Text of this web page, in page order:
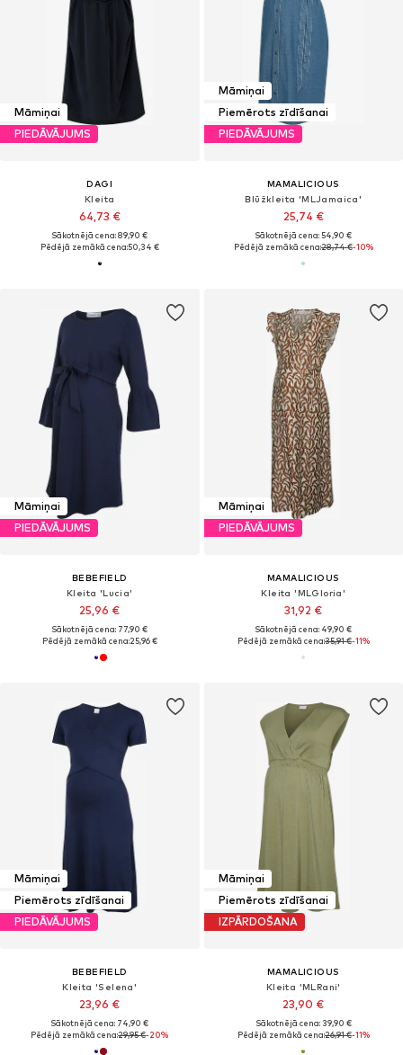
Māmiņai
PIEDĀVĀJUMS
DAGI
Kleita
64,73 €
Sākotnējā cena: 89,90 €
Pēdējā zemākā cena:50,34 €
Māmiņai
Piemērots zīdīšanai
PIEDĀVĀJUMS
MAMALICIOUS
Blūžkleita 'MLJamaica'
25,74 €
Sākotnējā cena: 54,90 €
Pēdējā zemākā cena:28,74 €-10%
Māmiņai
PIEDĀVĀJUMS
BEBEFIELD
Kleita 'Lucia'
25,96 €
Sākotnējā cena: 77,90 €
Pēdējā zemākā cena:25,96 €
Māmiņai
PIEDĀVĀJUMS
MAMALICIOUS
Kleita 'MLGloria'
31,92 €
Sākotnējā cena: 49,90 €
Pēdējā zemākā cena:35,91 €-11%
Māmiņai
Piemērots zīdīšanai
PIEDĀVĀJUMS
BEBEFIELD
Kleita 'Selena'
23,96 €
Sākotnējā cena: 74,90 €
Pēdējā zemākā cena:29,95 €-20%
Māmiņai
Piemērots zīdīšanai
IZPĀRDOŠANA
MAMALICIOUS
Kleita 'MLRani'
23,90 €
Sākotnējā cena: 39,90 €
Pēdējā zemākā cena:26,91 €-11%